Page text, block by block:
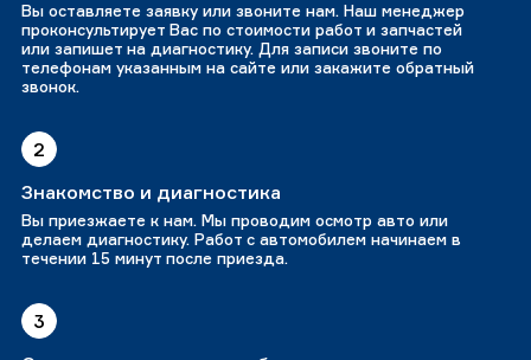
Вы оставляете заявку или звоните нам. Наш менеджер
проконсультирует Вас по стоимости работ и запчастей
или запишет на диагностику. Для записи звоните по
телефонам указанным на сайте или закажите обратный
звонок.
2
Знакомство и диагностика
Вы приезжаете к нам. Мы проводим осмотр авто или
делаем диагностику. Работ с автомобилем начинаем в
течении 15 минут после приезда.
3